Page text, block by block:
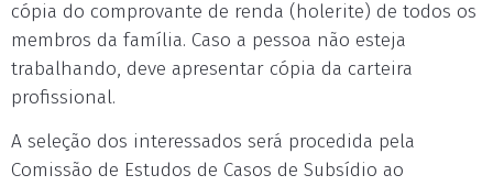
cópia do comprovante de renda (holerite) de todos os
membros da família. Caso a pessoa não esteja
trabalhando, deve apresentar cópia da carteira
profissional.
A seleção dos interessados será procedida pela
Comissão de Estudos de Casos de Subsídio ao